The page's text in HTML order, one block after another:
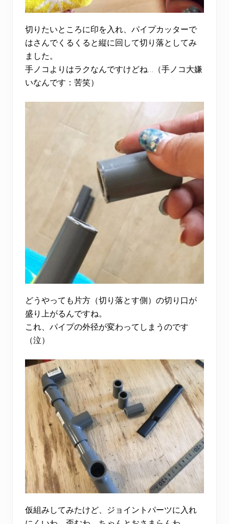
切りたいところに印を入れ、パイプカッターで
はさんでくるくると縦に回して切り落としてみ
ました。
手ノコよりはラクなんですけどね…（手ノコ大嫌
いなんです：苦笑）
どうやっても片方（切り落とす側）の切り口が
盛り上がるんですね。
これ、パイプの外径が変わってしまうのです
（泣）
仮組みしてみたけど、ジョイントパーツに入れ